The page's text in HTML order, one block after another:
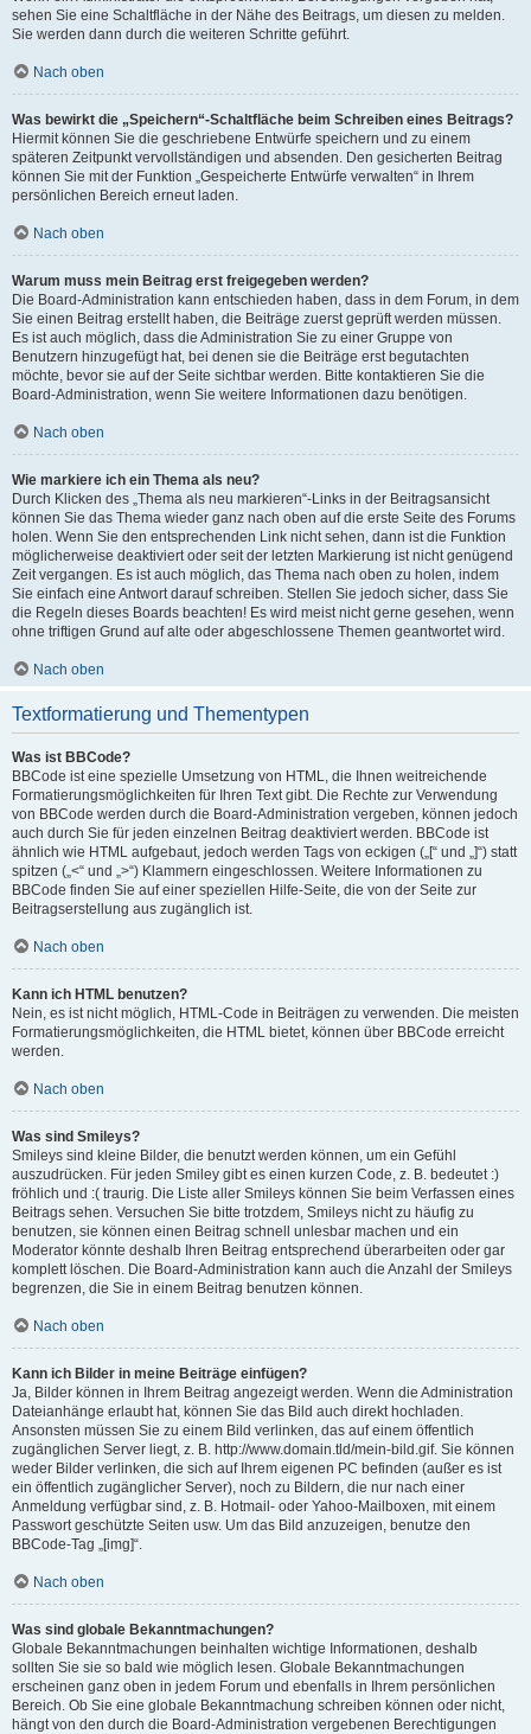
sehen Sie eine Schaltfläche in der Nähe des Beitrags, um diesen zu melden.
Sie werden dann durch die weiteren Schritte geführt.
Nach oben
Was bewirkt die „Speichern“-Schaltfläche beim Schreiben eines Beitrags?
Hiermit können Sie die geschriebene Entwürfe speichern und zu einem
späteren Zeitpunkt vervollständigen und absenden. Den gesicherten Beitrag
können Sie mit der Funktion „Gespeicherte Entwürfe verwalten“ in Ihrem
persönlichen Bereich erneut laden.
Nach oben
Warum muss mein Beitrag erst freigegeben werden?
Die Board-Administration kann entschieden haben, dass in dem Forum, in dem
Sie einen Beitrag erstellt haben, die Beiträge zuerst geprüft werden müssen.
Es ist auch möglich, dass die Administration Sie zu einer Gruppe von
Benutzern hinzugefügt hat, bei denen sie die Beiträge erst begutachten
möchte, bevor sie auf der Seite sichtbar werden. Bitte kontaktieren Sie die
Board-Administration, wenn Sie weitere Informationen dazu benötigen.
Nach oben
Wie markiere ich ein Thema als neu?
Durch Klicken des „Thema als neu markieren“-Links in der Beitragsansicht
können Sie das Thema wieder ganz nach oben auf die erste Seite des Forums
holen. Wenn Sie den entsprechenden Link nicht sehen, dann ist die Funktion
möglicherweise deaktiviert oder seit der letzten Markierung ist nicht genügend
Zeit vergangen. Es ist auch möglich, das Thema nach oben zu holen, indem
Sie einfach eine Antwort darauf schreiben. Stellen Sie jedoch sicher, dass Sie
die Regeln dieses Boards beachten! Es wird meist nicht gerne gesehen, wenn
ohne triftigen Grund auf alte oder abgeschlossene Themen geantwortet wird.
Nach oben
Textformatierung und Thementypen
Was ist BBCode?
BBCode ist eine spezielle Umsetzung von HTML, die Ihnen weitreichende
Formatierungsmöglichkeiten für Ihren Text gibt. Die Rechte zur Verwendung
von BBCode werden durch die Board-Administration vergeben, können jedoch
auch durch Sie für jeden einzelnen Beitrag deaktiviert werden. BBCode ist
ähnlich wie HTML aufgebaut, jedoch werden Tags von eckigen („[“ und „]“) statt
spitzen („<“ und „>“) Klammern eingeschlossen. Weitere Informationen zu
BBCode finden Sie auf einer speziellen Hilfe-Seite, die von der Seite zur
Beitragserstellung aus zugänglich ist.
Nach oben
Kann ich HTML benutzen?
Nein, es ist nicht möglich, HTML-Code in Beiträgen zu verwenden. Die meisten
Formatierungsmöglichkeiten, die HTML bietet, können über BBCode erreicht
werden.
Nach oben
Was sind Smileys?
Smileys sind kleine Bilder, die benutzt werden können, um ein Gefühl
auszudrücken. Für jeden Smiley gibt es einen kurzen Code, z. B. bedeutet :)
fröhlich und :( traurig. Die Liste aller Smileys können Sie beim Verfassen eines
Beitrags sehen. Versuchen Sie bitte trotzdem, Smileys nicht zu häufig zu
benutzen, sie können einen Beitrag schnell unlesbar machen und ein
Moderator könnte deshalb Ihren Beitrag entsprechend überarbeiten oder gar
komplett löschen. Die Board-Administration kann auch die Anzahl der Smileys
begrenzen, die Sie in einem Beitrag benutzen können.
Nach oben
Kann ich Bilder in meine Beiträge einfügen?
Ja, Bilder können in Ihrem Beitrag angezeigt werden. Wenn die Administration
Dateianhänge erlaubt hat, können Sie das Bild auch direkt hochladen.
Ansonsten müssen Sie zu einem Bild verlinken, das auf einem öffentlich
zugänglichen Server liegt, z. B. http://www.domain.tld/mein-bild.gif. Sie können
weder Bilder verlinken, die sich auf Ihrem eigenen PC befinden (außer es ist
ein öffentlich zugänglicher Server), noch zu Bildern, die nur nach einer
Anmeldung verfügbar sind, z. B. Hotmail- oder Yahoo-Mailboxen, mit einem
Passwort geschützte Seiten usw. Um das Bild anzuzeigen, benutze den
BBCode-Tag „[img]“.
Nach oben
Was sind globale Bekanntmachungen?
Globale Bekanntmachungen beinhalten wichtige Informationen, deshalb
sollten Sie sie so bald wie möglich lesen. Globale Bekanntmachungen
erscheinen ganz oben in jedem Forum und ebenfalls in Ihrem persönlichen
Bereich. Ob Sie eine globale Bekanntmachung schreiben können oder nicht,
hängt von den durch die Board-Administration vergebenen Berechtigungen